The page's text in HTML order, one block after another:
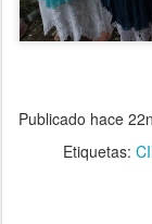
Publicado hace
Etiquetas: